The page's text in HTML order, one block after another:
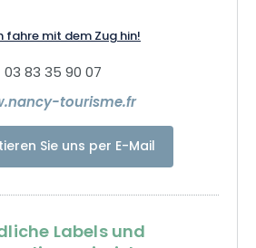
alle notwendigen Informationen.
fahre mit dem Zug hin!
03 83 35 90 07
tourisme.fr
Sie uns per E-Mail
Labels und